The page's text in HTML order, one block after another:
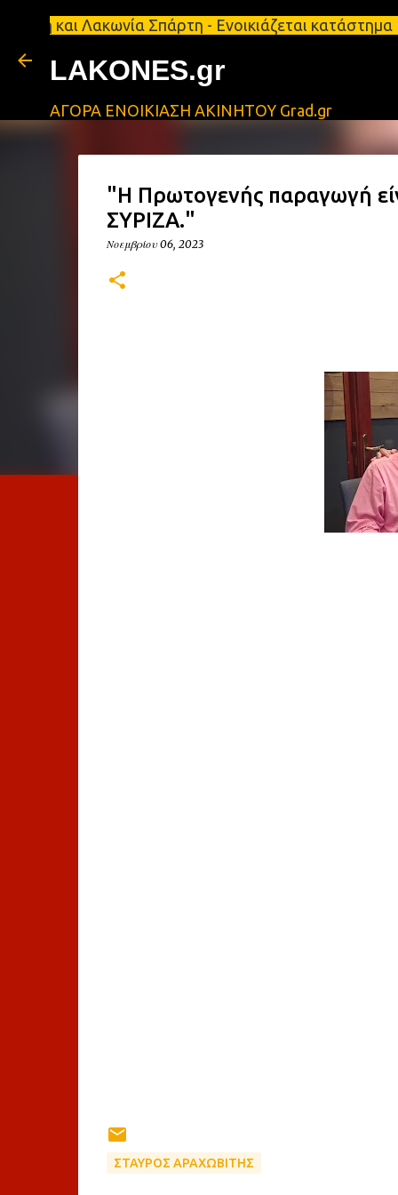
Λακωνία Σπάρτη - Ενοικιάζεται κατάστημα
LAKONES.gr
ΑΓΟΡΑ ΕΝΟΙΚΙΑΣΗ ΑΚΙΝΗΤΟΥ Grad.gr
"Η Πρωτογενής παραγωγή
ΣΥΡΙΖΑ."
Νοεμβρίου 06, 2023
ΣΤΑΥΡΟΣ ΑΡΑΧΩΒΙΤΗΣ